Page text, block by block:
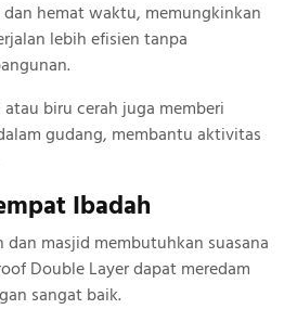
hemat waktu, memungkinkan
lebih efisien tanpa
biru cerah juga memberi
gudang, membantu aktivitas
Ibadah
dan masjid membutuhkan suasana
Double Layer dapat meredam
sangat baik.